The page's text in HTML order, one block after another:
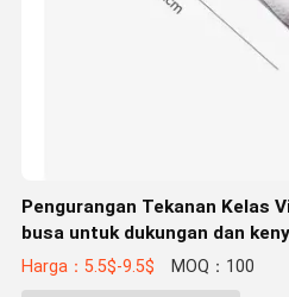
Pengurangan Tekanan Kelas
busa untuk dukungan dan
Harga：5.5$-9.5$ MOQ：100